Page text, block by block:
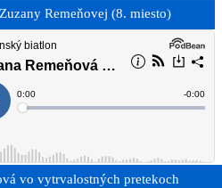
Remeňovej (8. miesto)
vo vytrvalostných pretekoch